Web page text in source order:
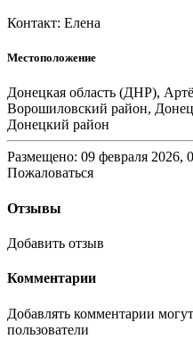
Контакт: Елена
Местоположение
Донецкая область (ДНР),
Ворошиловский район,
Донецкий район
Размещено: 09 февраля 2026,
Пожаловаться
Отзывы
Добавить отзыв
Комментарии
Добавлять комментарии
пользователи